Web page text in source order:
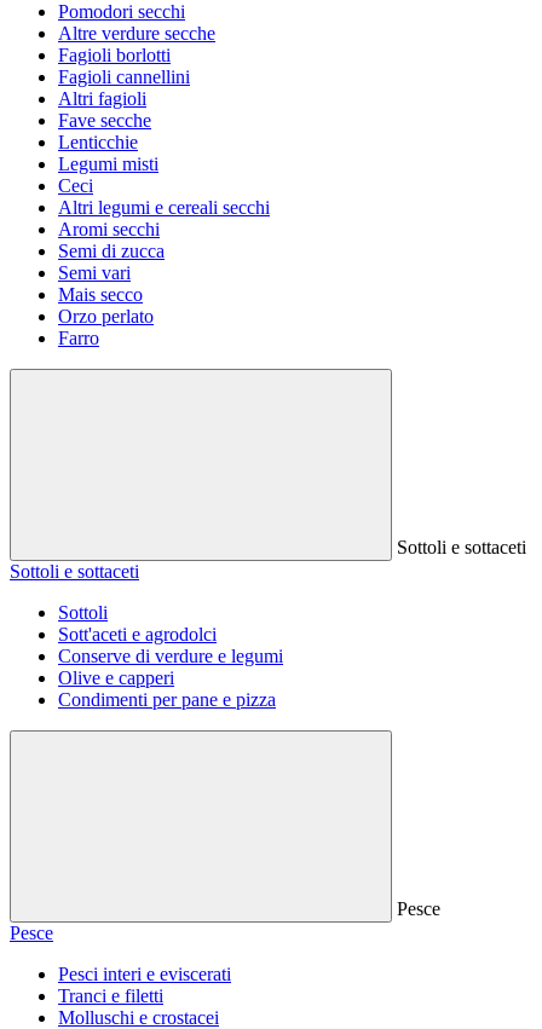
Pomodori secchi
Altre verdure secche
Fagioli borlotti
Fagioli cannellini
Altri fagioli
Fave secche
Lenticchie
Legumi misti
Ceci
Altri legumi e cereali secchi
Aromi secchi
Semi di zucca
Semi vari
Mais secco
Orzo perlato
Farro
Sottoli e sottaceti
Sottoli e sottaceti
Sottoli
Sott'aceti e agrodolci
Conserve di verdure e legumi
Olive e capperi
Condimenti per pane e pizza
Pesce
Pesce
Pesci interi e eviscerati
Tranci e filetti
Molluschi e crostacei